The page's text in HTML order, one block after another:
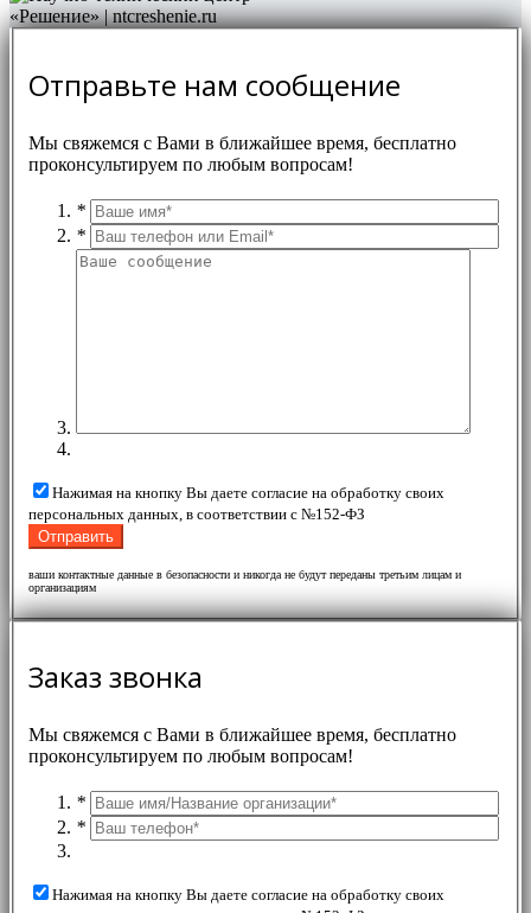
Отправьте нам сообщение
Мы свяжемся с Вами в ближайшее время, бесплатно
проконсультируем по любым вопросам!
*
*
Нажимая на кнопку Вы даете согласие на обработку своих
персональных данных, в соответствии с №152-ФЗ
ваши контактные данные в безопасности и никогда не будут переданы третьим лицам и
организациям
Заказ звонка
Мы свяжемся с Вами в ближайшее время, бесплатно
проконсультируем по любым вопросам!
*
*
Нажимая на кнопку Вы даете согласие на обработку своих